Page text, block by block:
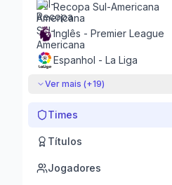
Recopa Sul-Americana
Inglês - Premier League
Espanhol - La Liga
Ver mais (+19)
Times
Títulos
Jogadores